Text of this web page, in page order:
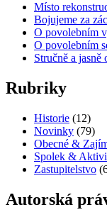
Místo
Bojujeme za
O povolebním
O povolebním
Stručně a
Rubriky
Historie (12)
Novinky (79)
Obecné &
Spolek &
Zastupitelstvo
Autorská